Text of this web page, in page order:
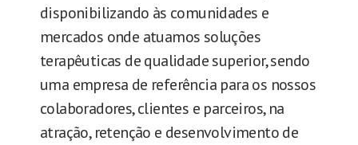
disponibilizando às comunidades e
mercados onde atuamos soluções
terapêuticas de qualidade superior, sendo
uma empresa de referência para os nossos
colaboradores, clientes e parceiros, na
atração, retenção e desenvolvimento de